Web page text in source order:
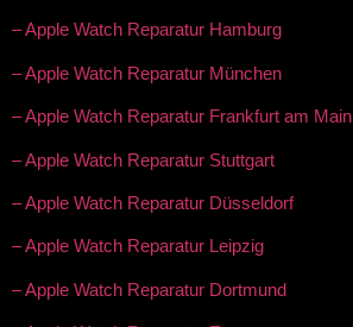
– Apple Watch Reparatur Hamburg
– Apple Watch Reparatur München
– Apple Watch Reparatur Frankfurt am Main
– Apple Watch Reparatur Stuttgart
– Apple Watch Reparatur Düsseldorf
– Apple Watch Reparatur Leipzig
– Apple Watch Reparatur Dortmund